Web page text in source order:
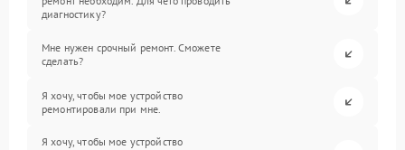
диагностику?
Мне нужен срочный ремонт. Сможете
сделать?
Я хочу, чтобы мое устройство
ремонтировали при мне.
Я хочу, чтобы мое устройство